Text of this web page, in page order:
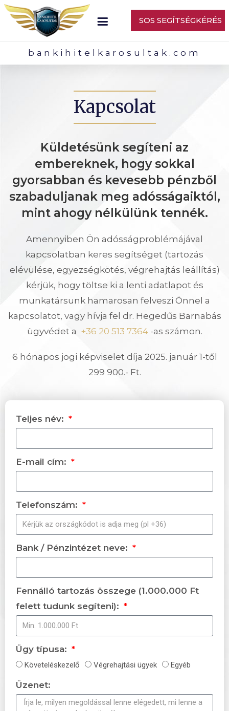
SOS SEGÍTSÉGKÉRÉS
bankihitelkarosultak.com
Kapcsolat
Küldetésünk segíteni az
embereknek, hogy sokkal
gyorsabban és kevesebb pénzből
szabaduljanak meg adósságaiktól,
mint ahogy nélkülünk tennék.
Amennyiben Ön adósságproblémájával
kapcsolatban keres segítséget (tartozás
elévülése, egyezségkötés, végrehajtás leállítás)
kérjük, hogy töltse ki a lenti adatlapot és
munkatársunk hamarosan felveszi Önnel a
kapcsolatot, vagy hívja fel dr. Hegedűs Barnabás
ügyvédet a +36 20 513 7364-as számon.
6 hónapos jogi képviselet díja 2025. január 1-től
299 900.- Ft.
Teljes név:
E-mail cím:
Telefonszám:
Bank / Pénzintézet neve:
Fennálló tartozás összege (1.000.000 Ft
felett tudunk segíteni):
Ügy típusa:
Követeléskezelő Végrehajtási ügyek Egyéb
Üzenet: